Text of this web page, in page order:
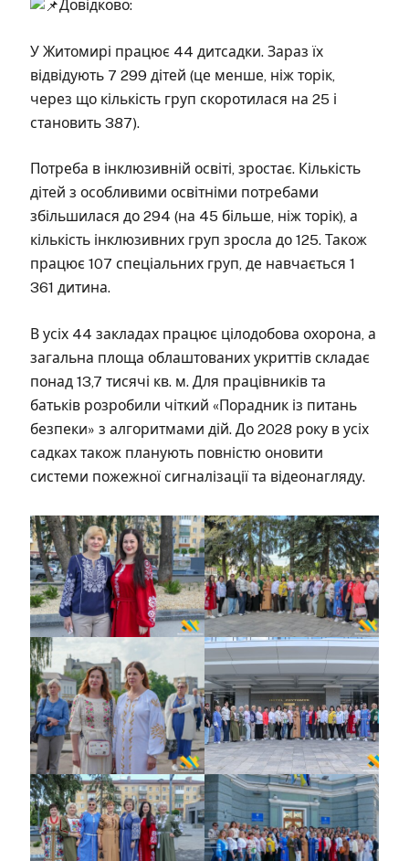
Довідково:
У Житомирі працює 44 дитсадки. Зараз їх
відвідують 7 299 дітей (це менше, ніж торік,
через що кількість груп скоротилася на 25 і
становить 387).
Потреба в інклюзивній освіті, зростає. Кількість
дітей з особливими освітніми потребами
збільшилася до 294 (на 45 більше, ніж торік), а
кількість інклюзивних груп зросла до 125. Також
працює 107 спеціальних груп, де навчається 1
361 дитина.
В усіх 44 закладах працює цілодобова охорона, а
загальна площа облаштованих укриттів складає
понад 13,7 тисячі кв. м. Для працівників та
батьків розробили чіткий «Порадник із питань
безпеки» з алгоритмами дій. До 2028 року в усіх
садках також планують повністю оновити
системи пожежної сигналізації та відеонагляду.